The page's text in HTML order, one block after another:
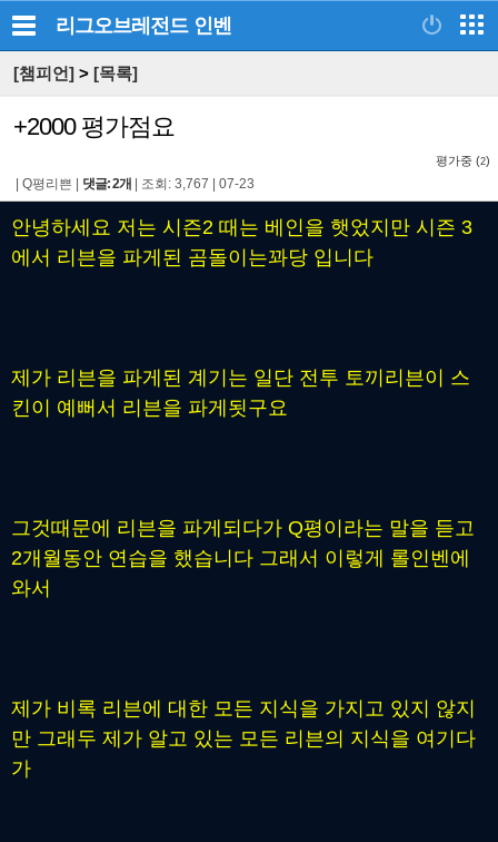
리그오브레전드 인벤
[챔피언] > [목록]
+2000 평가점요
평가중 (2)
Q평리쁜 댓글: 2개 조회: 3,767 07-23
안녕하세요 저는 시즌2 때는 베인을 햇었지만 시즌 3
에서 리븐을 파게된 곰돌이는꽈당 입니다
제가 리븐을 파게된 계기는 일단 전투 토끼리븐이 스
킨이 예뻐서 리븐을 파게됫구요
그것때문에 리븐을 파게되다가 Q평이라는 말을 듣고
2개월동안 연습을 했습니다 그래서 이렇게 롤인벤에
와서
제가 비록 리븐에 대한 모든 지식을 가지고 있지 않지
만 그래두 제가 알고 있는 모든 리븐의 지식을 여기다
가